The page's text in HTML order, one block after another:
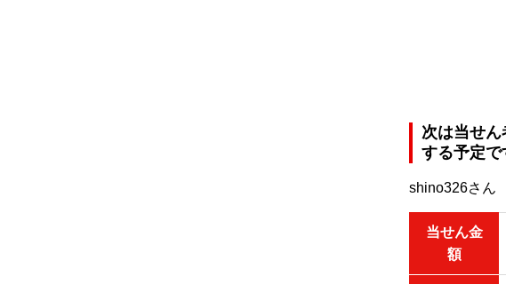
次は当せ
する予定で
shino326さん
当せん金
額